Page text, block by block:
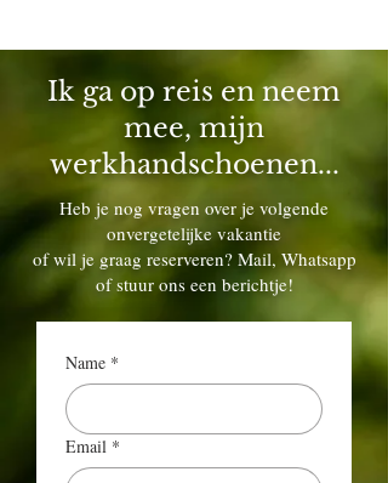
Ik ga op reis en neem
mee, mijn
werkhandschoenen...
Heb je nog vragen over je volgende
onvergetelijke vakantie
of wil je graag reserveren? Mail, Whatsapp
of stuur ons een berichtje!
Name *
Email *